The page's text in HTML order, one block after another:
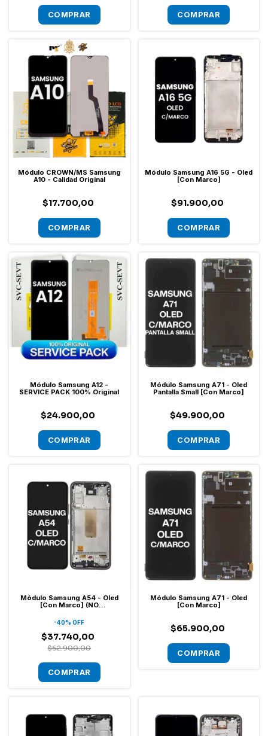
Módulo CROWN/MS Samsung
A10 - Calidad Original
$17.700,00
Módulo Samsung A16 5G - Oled
[Con Marco]
$91.900,00
Módulo Samsung A12 -
SERVICE PACK 100% Original
$24.900,00
Módulo Samsung A71 - Oled
Pantalla Small [Con Marco]
$49.900,00
Módulo Samsung A54 - Oled
[Con Marco] (NO
-40%OFF
$37.740,00
$62.900,00
Módulo Samsung A71 - Oled
[Con Marco]
$65.900,00